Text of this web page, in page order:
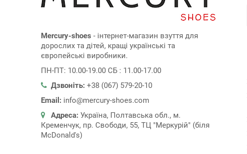
Mercury-shoes - інтернет-магазин взуття для
дорослих та дітей, кращі українські та
європейські виробники.
ПН-ПТ: 10.00-19.00 СБ : 11.00-17.00
Дзвоніть: +38 (067) 579-20-10
Email: info@mercury-shoes.com
Адреса: Україна, Полтавська обл., м.
Кременчук, пр. Свободи, 55, ТЦ "Меркурій" (біля
McDonald's)